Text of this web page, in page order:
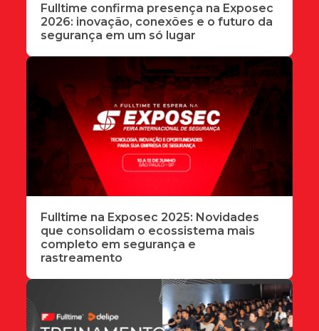
Fulltime confirma presença na Exposec
2026: inovação, conexões e o futuro da
segurança em um só lugar
Fulltime na Exposec 2025: Novidades
que consolidam o ecossistema mais
completo em segurança e
rastreamento